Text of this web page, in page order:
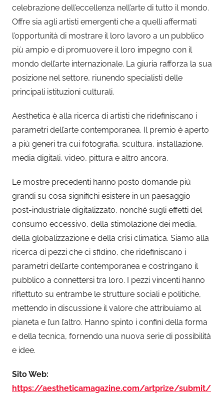
celebrazione dell’eccellenza nell’arte di tutto il mondo.
Offre sia agli artisti emergenti che a quelli affermati
l’opportunità di mostrare il loro lavoro a un pubblico
più ampio e di promuovere il loro impegno con il
mondo dell’arte internazionale. La giuria rafforza la sua
posizione nel settore, riunendo specialisti delle
principali istituzioni culturali.
Aesthetica è alla ricerca di artisti che ridefiniscano i
parametri dell’arte contemporanea. Il premio è aperto
a più generi tra cui fotografia, scultura, installazione,
media digitali, video, pittura e altro ancora.
Le mostre precedenti hanno posto domande più
grandi su cosa significhi esistere in un paesaggio
post-industriale digitalizzato, nonché sugli effetti del
consumo eccessivo, della stimolazione dei media,
della globalizzazione e della crisi climatica. Siamo alla
ricerca di pezzi che ci sfidino, che ridefiniscano i
parametri dell’arte contemporanea e costringano il
pubblico a connettersi tra loro. I pezzi vincenti hanno
riflettuto su entrambe le strutture sociali e politiche,
mettendo in discussione il valore che attribuiamo al
pianeta e l’un l’altro. Hanno spinto i confini della forma
e della tecnica, fornendo una nuova serie di possibilità
e idee.
Sito Web:
https://aestheticamagazine.com/artprize/submit/